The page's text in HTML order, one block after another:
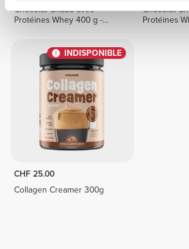
Chocolat Chaud avec
Protéines Whey 400 g -
Chocolat
Protéines
INDISPONIBLE
CHF 25.00
Collagen Creamer 300g